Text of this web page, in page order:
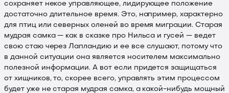
сохраняет некое управляющее, лидирующее положение
достаточно длительное время. Это, например, характерно
для птиц или северных оленей во время миграции. Старая
мудрая самка — как в сказке про Нильса и гусей — ведет
свою стаю через Лапландию и ее все слушают, потому что
в данной ситуации она является носителем максимально
полезной информации. А вот если придется защищаться
от хищников, то, скорее всего, управлять этим процессом
будет уже не старая мудрая самка, а какой-нибудь мощный